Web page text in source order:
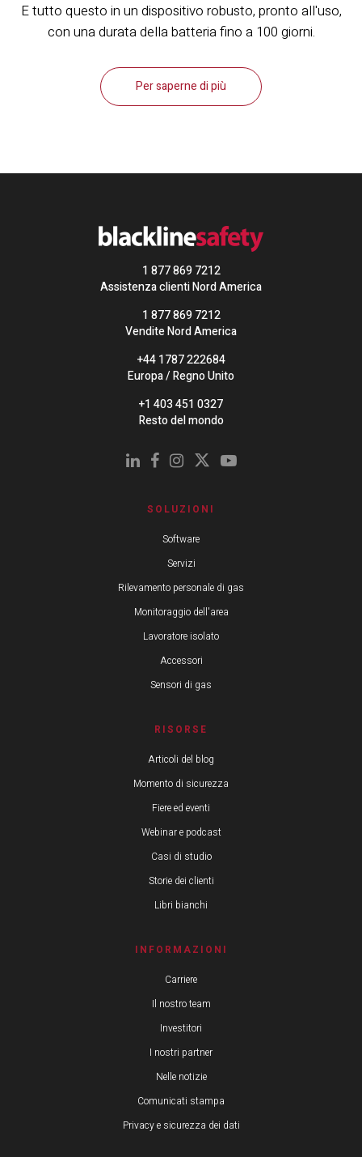
E tutto questo in un dispositivo robusto, pronto all'uso,
con una durata della batteria fino a 100 giorni.
Per saperne di più
1 877 869 7212
Assistenza clienti Nord America
1 877 869 7212
Vendite Nord America
+44 1787 222684
Europa / Regno Unito
+1 403 451 0327
Resto del mondo
SOLUZIONI
Software
Servizi
Rilevamento personale di gas
Monitoraggio dell'area
Lavoratore isolato
Accessori
Sensori di gas
RISORSE
Articoli del blog
Momento di sicurezza
Fiere ed eventi
Webinar e podcast
Casi di studio
Storie dei clienti
Libri bianchi
INFORMAZIONI
Carriere
Il nostro team
Investitori
I nostri partner
Nelle notizie
Comunicati stampa
Privacy e sicurezza dei dati